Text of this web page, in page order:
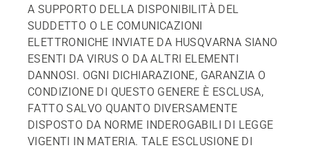
A SUPPORTO DELLA DISPONIBILITÀ DEL
SUDDETTO O LE COMUNICAZIONI
ELETTRONICHE INVIATE DA HUSQVARNA SIANO
ESENTI DA VIRUS O DA ALTRI ELEMENTI
DANNOSI. OGNI DICHIARAZIONE, GARANZIA O
CONDIZIONE DI QUESTO GENERE È ESCLUSA,
FATTO SALVO QUANTO DIVERSAMENTE
DISPOSTO DA NORME INDEROGABILI DI LEGGE
VIGENTI IN MATERIA. TALE ESCLUSIONE DI